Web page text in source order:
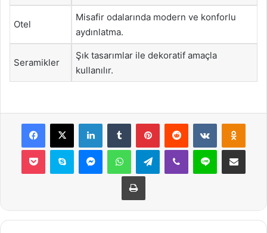
Otel
Misafir odalarında modern ve konforlu
aydınlatma.
Seramikler
Şık tasarımlar ile dekoratif amaçla
kullanılır.
Facebook
X LinkedInTumblr PinterestReddit VKontakte
Pocket Skype MessengerWhatsAppTelegramViber Line E-Posta ile
Yazdır